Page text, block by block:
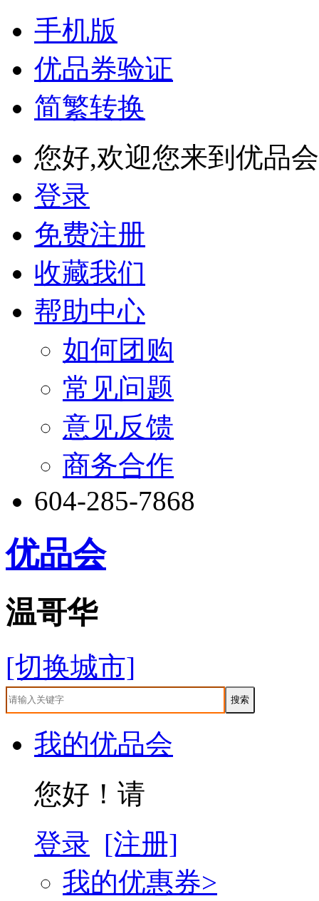
手机版
优品券验证
简繁转换
您好,欢迎您来到优品会
登录
免费注册
收藏我们
帮助中心
如何团购
常见问题
意见反馈
商务合作
604-285-7868
优品会
温哥华
[切换城市]
我的优品会
您好！请
登录 [注册]
我的优惠券>